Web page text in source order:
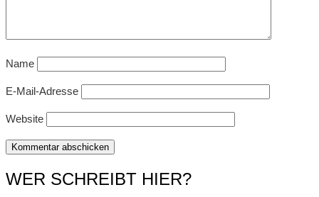
Name
E-Mail-Adresse
Website
WER SCHREIBT HIER?